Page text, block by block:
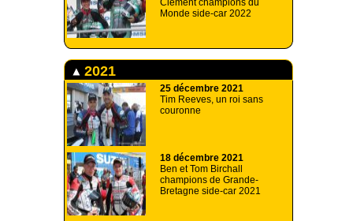
Clément champions du
Monde side-car 2022
2021
25 décembre 2021
Tim Reeves, un roi sans
couronne
18 décembre 2021
Ben et Tom Birchall
champions de Grande-
Bretagne side-car 2021